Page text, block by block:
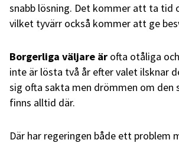
snabb lösning. Det kommer att ta tid
vilket tyvärr också kommer att ge
Borgerliga väljare är ofta otåliga
inte är lösta två år efter valet ilsknar
sig ofta sakta men drömmen om den
finns alltid där.
Där har regeringen både ett problem